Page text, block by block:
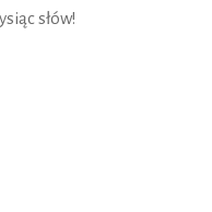
słów!